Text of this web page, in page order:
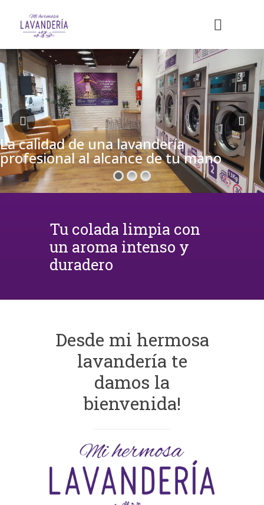
La calidad de una lavandería
profesional al alcance de tu mano
Tu colada limpia con
un aroma intenso y
duradero
Desde mi hermosa
lavandería te
damos la
bienvenida!